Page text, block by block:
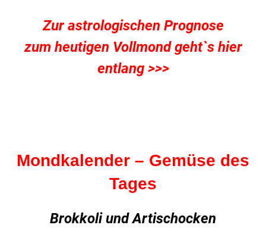
Zur astrologischen Prognose
zum heutigen Vollmond geht`s hier
entlang >>>
Mondkalender – Gemüse des
Tages
Brokkoli und Artischocken